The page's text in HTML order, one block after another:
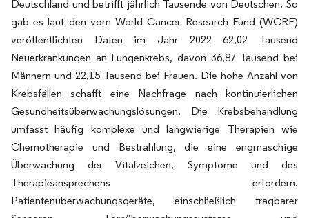
Deutschland und betrifft jährlich Tausende von Deutschen. So
gab es laut den vom World Cancer Research Fund (WCRF)
veröffentlichten Daten im Jahr 2022 62,02 Tausend
Neuerkrankungen an Lungenkrebs, davon 36,87 Tausend bei
Männern und 22,15 Tausend bei Frauen. Die hohe Anzahl von
Krebsfällen schafft eine Nachfrage nach kontinuierlichen
Gesundheitsüberwachungslösungen. Die Krebsbehandlung
umfasst häufig komplexe und langwierige Therapien wie
Chemotherapie und Bestrahlung, die eine engmaschige
Überwachung der Vitalzeichen, Symptome und des
Therapieansprechens erfordern.
Patientenüberwachungsgeräte, einschließlich tragbarer